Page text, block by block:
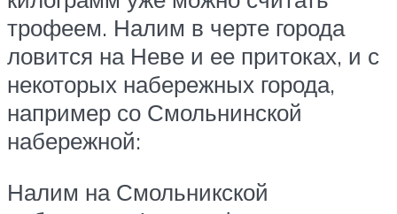
трофеем. Налим в черте города
ловится на Неве и ее притоках, и с
некоторых набережных города,
например со Смольнинской
набережной:
Налим на Смольникской